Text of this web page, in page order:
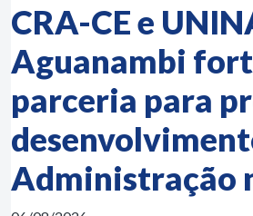
CRA-CE e
Aguanambi
parceria para
Administração